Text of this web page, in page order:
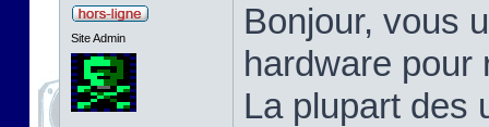
Site Admin
Bonjour, vous
hardware pour
La plupart des